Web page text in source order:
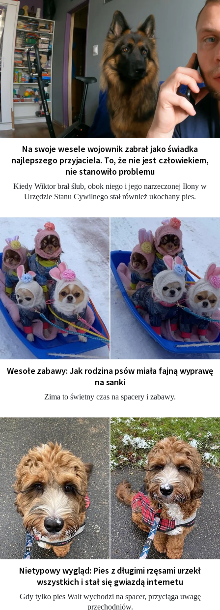
Na swoje wesele wojownik zabrał jako świadka
najlepszego przyjaciela. To, że nie jest człowiekiem,
nie stanowiło problemu
Kiedy Wiktor brał ślub, obok niego i jego narzeczonej Ilony w
Urzędzie Stanu Cywilnego stał również ukochany pies.
Wesołe zabawy: Jak rodzina psów miała fajną wyprawę
na sanki
Zima to świetny czas na spacery i zabawy.
Nietypowy wygląd: Pies z długimi rzęsami urzekł
wszystkich i stał się gwiazdą internetu
Gdy tylko pies Walt wychodzi na spacer, przyciąga uwagę
przechodniów.